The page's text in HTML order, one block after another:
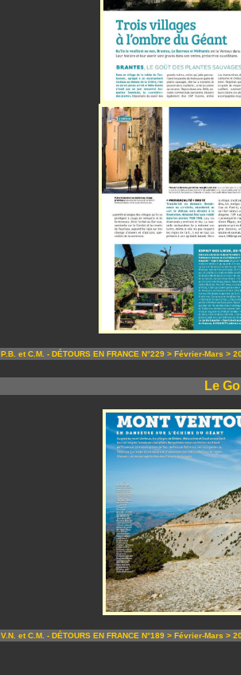
P.B. et C.M. - DÉTOURS EN FRANCE N°229 > Février-Mars >
Le
V.N. et C.M. - DÉTOURS EN FRANCE N°189 > Février-Mars >